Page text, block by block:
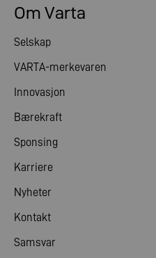
Om Varta
Selskap
VARTA-merkevaren
Innovasjon
Bærekraft
Sponsing
Karriere
Nyheter
Kontakt
Samsvar